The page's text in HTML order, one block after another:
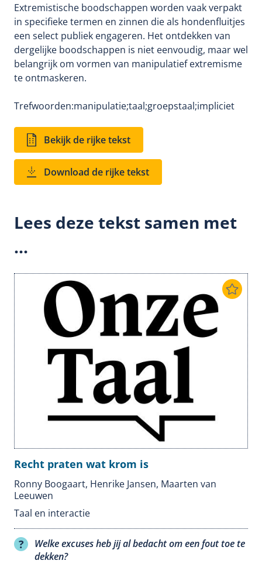
Extremistische boodschappen worden vaak verpakt
in specifieke termen en zinnen die als hondenfluitjes
een select publiek engageren. Het ontdekken van
dergelijke boodschappen is niet eenvoudig, maar wel
belangrijk om vormen van manipulatief extremisme
te ontmaskeren.
Trefwoorden:manipulatie;taal;groepstaal;impliciet
Bekijk de rijke tekst
Download de rijke tekst
Lees deze tekst samen met
...
Recht praten wat krom is
Ronny Boogaart, Henrike Jansen, Maarten van
Leeuwen
Taal en interactie
Welke excuses heb jij al bedacht om een fout toe te
dekken?